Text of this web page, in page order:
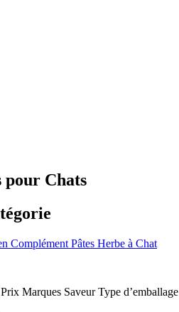
pour Chats
Complément Pâtes Herbe à Chat
Prix Marques SaveurType d’emballage